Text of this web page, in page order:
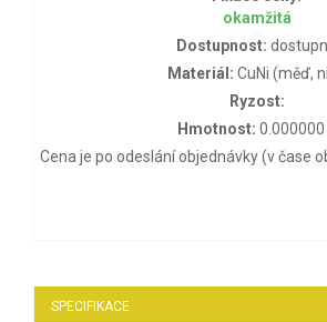
okamžitá
Dostupnost:
Materiál: CuNi (měď,
Ryzost:
Hmotnost: 0.000000
Cena je po odeslání objednávky (v čase
SPECIFIKACE